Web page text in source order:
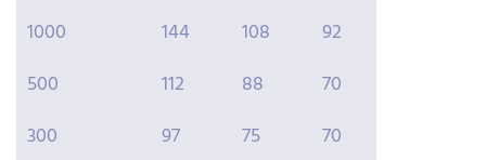
1000
144 108
92
500
112 88
70
300
97 75 70